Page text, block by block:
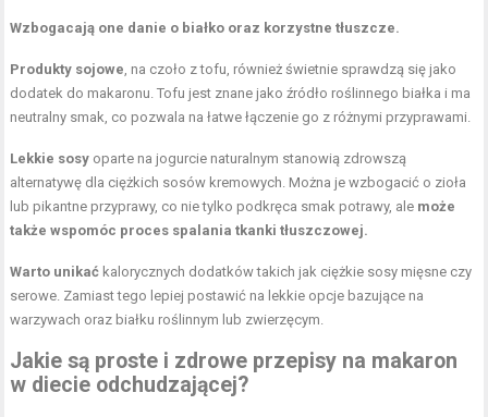
Wzbogacają one danie o białko oraz korzystne tłuszcze.
Produkty sojowe , na czoło z tofu, również świetnie sprawdzą się jako
dodatek do makaronu. Tofu jest znane jako źródło roślinnego białka i ma
neutralny smak, co pozwala na łatwe łączenie go z różnymi przyprawami.
Lekkie sosy oparte na jogurcie naturalnym stanowią zdrowszą
alternatywę dla ciężkich sosów kremowych. Można je wzbogacić o zioła
lub pikantne przyprawy, co nie tylko podkręca smak potrawy, ale może
także wspomóc proces spalania tkanki tłuszczowej.
Warto unikać kalorycznych dodatków takich jak ciężkie sosy mięsne czy
serowe. Zamiast tego lepiej postawić na lekkie opcje bazujące na
warzywach oraz białku roślinnym lub zwierzęcym.
Jakie są proste i zdrowe przepisy na makaron
w diecie odchudzającej?